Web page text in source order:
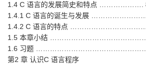
1.4 C 语言的发展简史和特点 ……………….
1.4.1 C 语言的诞生与发展
1.4.2 C 语言的特点
1.5 本章小结
1.6 习题
第2 章 认识C 语言程序